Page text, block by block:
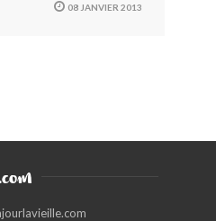
08 JANVIER 2013